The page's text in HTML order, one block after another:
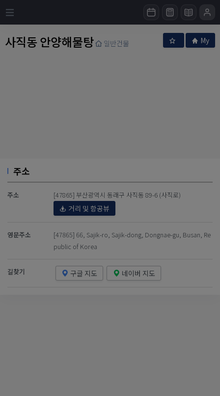
사직동 안양해물탕 일반건물 My
주소
주소 [47865] 부산광역시 동래구 사직동 89-6 (사직로)
거리 및 항공뷰
영문주소
[47865] 66, Sajik-ro, Sajik-dong, Dongnae-gu, Busan, Re
public of Korea
길찾기 구글 지도 네이버 지도